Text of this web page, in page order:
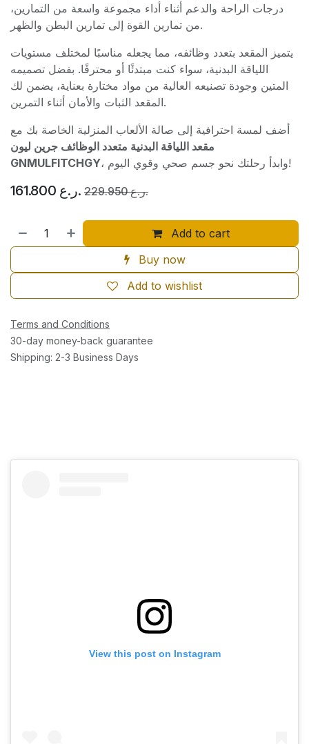
درجات الراحة والدعم أثناء أداء مجموعة واسعة من التمارين،
من تمارين القوة إلى تمارين البطن والظهر.
يتميز المقعد بتعدد وظائفه، مما يجعله مناسبًا لمختلف مستويات
اللياقة البدنية، سواء كنت مبتدئًا أو محترفًا. بفضل تصميمه
المتين وجودة تصنيعه العالية من مواد مختارة بعناية، يضمن لك
المقعد الثبات والأمان أثناء التمرين.
أضف لمسة احترافية إلى صالة الألعاب المنزلية الخاصة بك مع
مقعد اللياقة البدنية متعدد الوظائف جرين ليون
GNMULFITCHGY
، وابدأ رحلتك نحو جسم صحي وقوي اليوم!
161.800 ر.ع. 229.950 ر.ع.
Add to cart
Buy now
Add to wishlist
Terms and Conditions
30-day money-back guarantee
Shipping: 2-3 Business Days
View this post on Instagram